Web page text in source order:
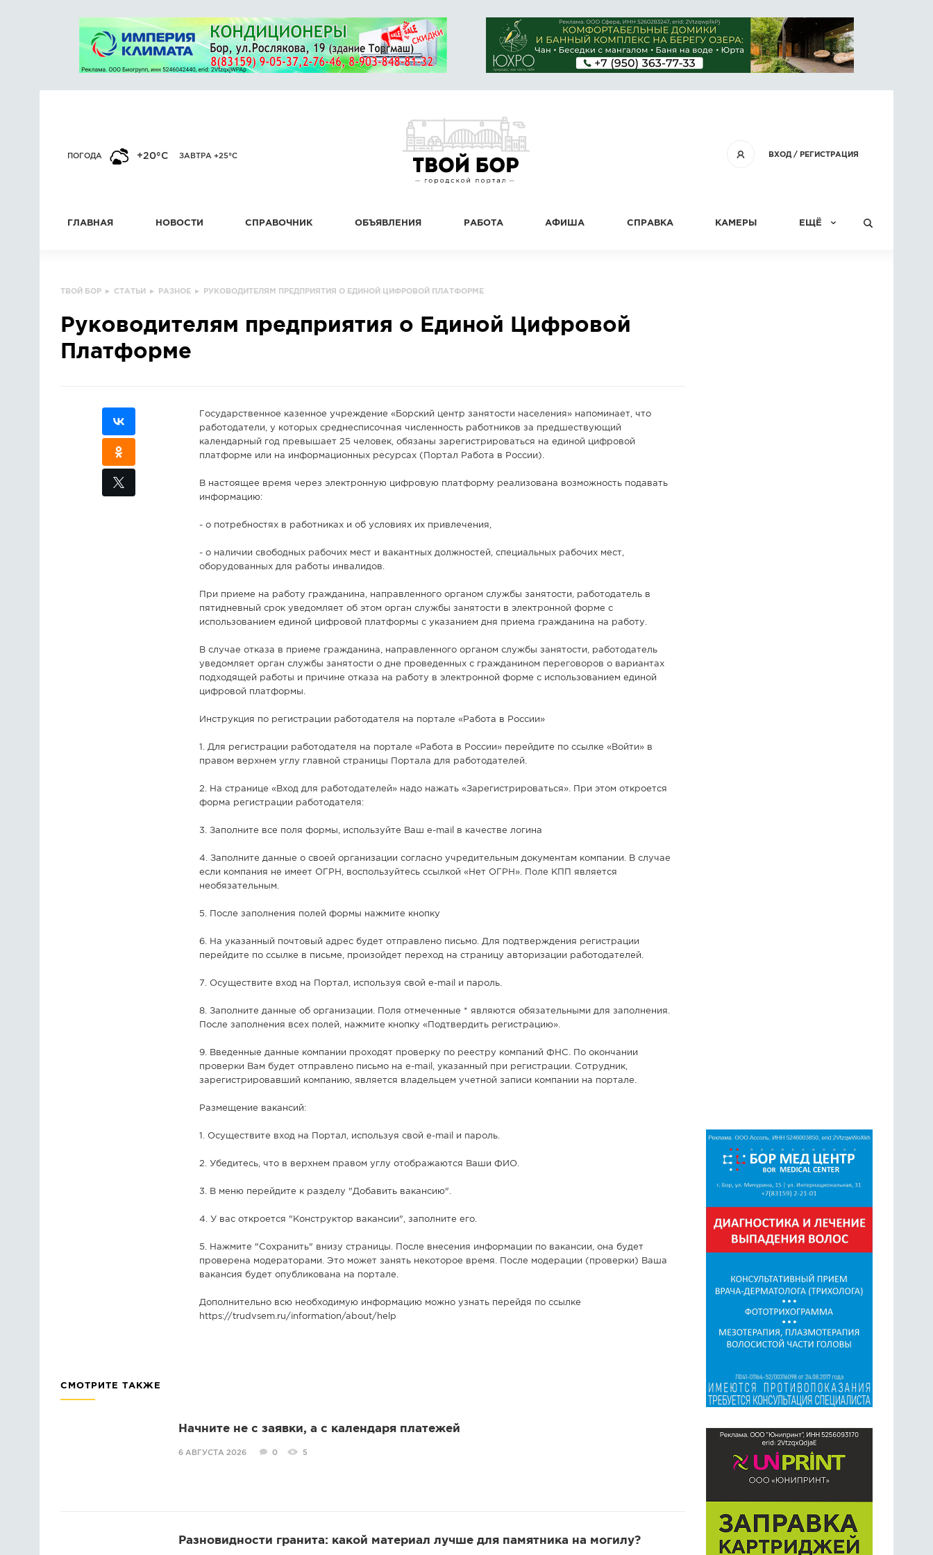
ВХОД/ РЕГИСТРАЦИЯ
ПОГОДА +20°C ЗАВТРА +25°C
ГЛАВНАЯ НОВОСТИ СПРАВОЧНИК ОБЪЯВЛЕНИЯ РАБОТА АФИША СПРАВКА КАМЕРЫ ЕЩЁ
ТВОЙ БОР ▸ СТАТЬИ ▸ РАЗНОЕ ▸ РУКОВОДИТЕЛЯМ ПРЕДПРИЯТИЯ О ЕДИНОЙ ЦИФРОВОЙ ПЛАТФОРМЕ
Руководителям предприятия о Единой Цифровой
Платформе
Государственное казенное учреждение «Борский центр занятости населения» напоминает, что
работодатели, у которых среднесписочная численность работников за предшествующий
календарный год превышает 25 человек, обязаны зарегистрироваться на единой цифровой
платформе или на информационных ресурсах (Портал Работа в России).
В настоящее время через электронную цифровую платформу реализована возможность подавать
информацию:
- о потребностях в работниках и об условиях их привлечения,
- о наличии свободных рабочих мест и вакантных должностей, специальных рабочих мест,
оборудованных для работы инвалидов.
При приеме на работу гражданина, направленного органом службы занятости, работодатель в
пятидневный срок уведомляет об этом орган службы занятости в электронной форме с
использованием единой цифровой платформы с указанием дня приема гражданина на работу.
В случае отказа в приеме гражданина, направленного органом службы занятости, работодатель
уведомляет орган службы занятости о дне проведенных с гражданином переговоров о вариантах
подходящей работы и причине отказа на работу в электронной форме с использованием единой
цифровой платформы.
Инструкция по регистрации работодателя на портале «Работа в России»
1. Для регистрации работодателя на портале «Работа в России» перейдите по ссылке «Войти» в
правом верхнем углу главной страницы Портала для работодателей.
2. На странице «Вход для работодателей» надо нажать «Зарегистрироваться». При этом откроется
форма регистрации работодателя:
3. Заполните все поля формы, используйте Ваш e-mail в качестве логина
4. Заполните данные о своей организации согласно учредительным документам компании. В случае
если компания не имеет ОГРН, воспользуйтесь ссылкой «Нет ОГРН». Поле КПП является
необязательным.
5. После заполнения полей формы нажмите кнопку
6. На указанный почтовый адрес будет отправлено письмо. Для подтверждения регистрации
перейдите по ссылке в письме, произойдет переход на страницу авторизации работодателей.
7. Осуществите вход на Портал, используя свой e-mail и пароль.
8. Заполните данные об организации. Поля отмеченные * являются обязательными для заполнения.
После заполнения всех полей, нажмите кнопку «Подтвердить регистрацию».
9. Введенные данные компании проходят проверку по реестру компаний ФНС. По окончании
проверки Вам будет отправлено письмо на e-mail, указанный при регистрации. Сотрудник,
зарегистрировавший компанию, является владельцем учетной записи компании на портале.
Размещение вакансий:
1. Осуществите вход на Портал, используя свой e-mail и пароль.
2. Убедитесь, что в верхнем правом углу отображаются Ваши ФИО.
3. В меню перейдите к разделу "Добавить вакансию".
4. У вас откроется "Конструктор вакансии", заполните его.
5. Нажмите "Сохранить" внизу страницы. После внесения информации по вакансии, она будет
проверена модераторами. Это может занять некоторое время. После модерации (проверки) Ваша
вакансия будет опубликована на портале.
Дополнительно всю необходимую информацию можно узнать перейдя по ссылке
https://trudvsem.ru/information/about/help
СМОТРИТЕ ТАКЖЕ
Начните не с заявки, а с календаря платежей
6 АВГУСТА 2026 0 5
Разновидности гранита: какой материал лучше для памятника на могилу?